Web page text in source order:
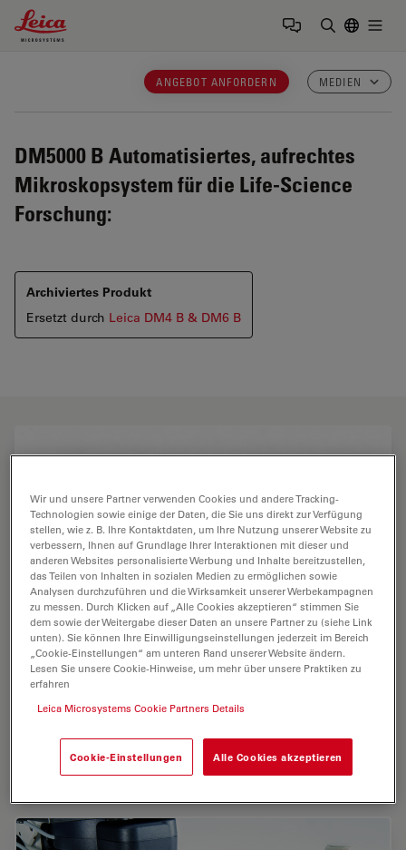
Leica Microsystems Logo
ANGEBOT ANFORDERN MEDIEN
DM5000 B Automatisiertes, aufrechtes
Mikroskopsystem für die Life-Science
Forschung:
Archiviertes Produkt
Ersetzt durch Leica DM4 B & DM6 B
Wir und unsere Partner verwenden Cookies und andere Tracking-
Technologien sowie einige der Daten, die Sie uns direkt zur Verfügung
stellen, wie z. B. Ihre Kontaktdaten, um Ihre Nutzung unserer Website zu
verbessern, Ihnen auf Grundlage Ihrer Interaktionen mit dieser und
anderen Websites personalisierte Werbung und Inhalte bereitzustellen,
das Teilen von Inhalten in sozialen Medien zu ermöglichen sowie
Analysen durchzuführen und die Wirksamkeit unserer Werbekampagnen
zu messen. Durch Klicken auf „Alle Cookies akzeptieren“ stimmen Sie
dem sowie der Weitergabe dieser Daten an unsere Partner zu (siehe Link
unten). Sie können Ihre Einwilligungseinstellungen jederzeit im Bereich
„Cookie-Einstellungen“ am unteren Rand unserer Website ändern.
Lesen Sie unsere Cookie-Hinweise, um mehr über unsere Praktiken zu
erfahren
Leica Microsystems Cookie Partners Details
Cookie-Einstellungen Alle Cookies akzeptieren